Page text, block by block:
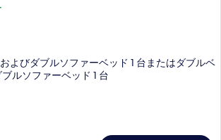
よびダブルソファーベッド 1 台またはダブルベ
ルソファーベッド 1 台